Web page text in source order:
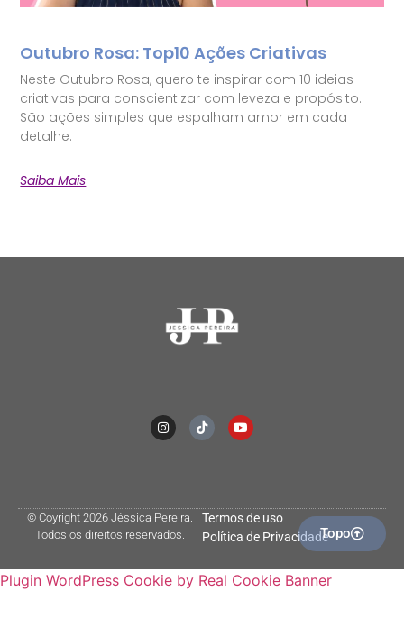
Outubro Rosa: Top10 Ações Criativas
Neste Outubro Rosa, quero te inspirar com 10 ideias
criativas para conscientizar com leveza e propósito.
São ações simples que espalham amor em cada
detalhe.
Saiba Mais
© Coyright 2026 Jéssica Pereira.
Todos os direitos reservados.
Termos de uso
Política de PrivacidadeTopo
Plugin WordPress Cookie by Real Cookie Banner